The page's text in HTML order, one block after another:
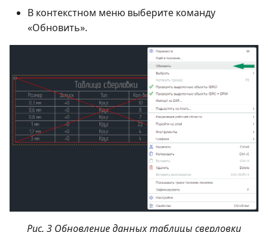
В контекстном меню выберите команду
«Обновить».
Рис. 3 Обновление данных таблицы сверловки